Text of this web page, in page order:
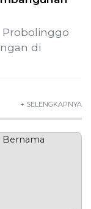
Probolinggo
di
+ SELENGKAPNYA